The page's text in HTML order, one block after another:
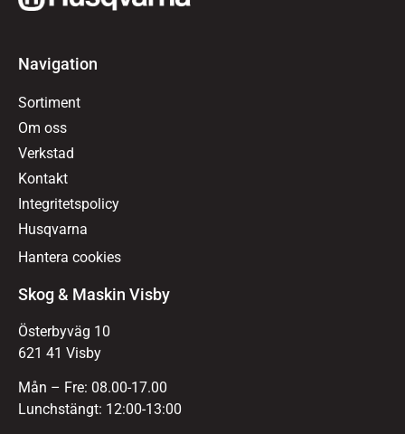
Navigation
Sortiment
Om oss
Verkstad
Kontakt
Integritetspolicy
Husqvarna
Hantera cookies
Skog & Maskin Visby
Österbyväg 10
621 41 Visby
Mån – Fre: 08.00-17.00
Lunchstängt: 12:00-13:00